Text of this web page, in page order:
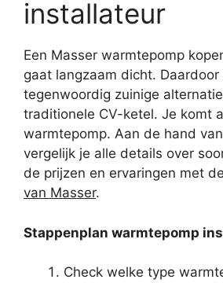
installateur
Een Masser warmtepomp
gaat langzaam dicht. Daardoor
tegenwoordig zuinige
traditionele CV-ketel. Je komt
warmtepomp. Aan de hand
vergelijk je alle details over
de prijzen en ervaringen met de
van Masser.
Stappenplan warmtepomp
Check welke type